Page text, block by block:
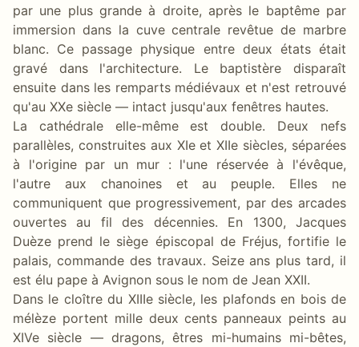
par une plus grande à droite, après le baptême par
immersion dans la cuve centrale revêtue de marbre
blanc. Ce passage physique entre deux états était
gravé dans l'architecture. Le baptistère disparaît
ensuite dans les remparts médiévaux et n'est retrouvé
qu'au XXe siècle — intact jusqu'aux fenêtres hautes.
La cathédrale elle-même est double. Deux nefs
parallèles, construites aux XIe et XIIe siècles, séparées
à l'origine par un mur : l'une réservée à l'évêque,
l'autre aux chanoines et au peuple. Elles ne
communiquent que progressivement, par des arcades
ouvertes au fil des décennies. En 1300, Jacques
Duèze prend le siège épiscopal de Fréjus, fortifie le
palais, commande des travaux. Seize ans plus tard, il
est élu pape à Avignon sous le nom de Jean XXII.
Dans le cloître du XIIIe siècle, les plafonds en bois de
mélèze portent mille deux cents panneaux peints au
XIVe siècle — dragons, êtres mi-humains mi-bêtes,